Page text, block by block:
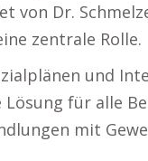
Dr.
zentrale Rolle.
und
für alle
mit